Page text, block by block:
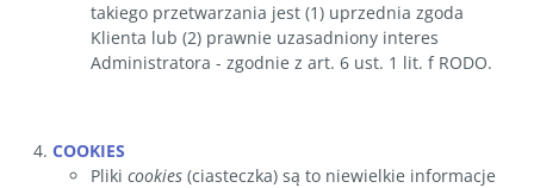
takiego przetwarzania jest (1) uprzednia zgoda
Klienta lub (2) prawnie uzasadniony interes
Administratora - zgodnie z art. 6 ust. 1 lit. f RODO.
COOKIES
Pliki cookies (ciasteczka) są to niewielkie informacje